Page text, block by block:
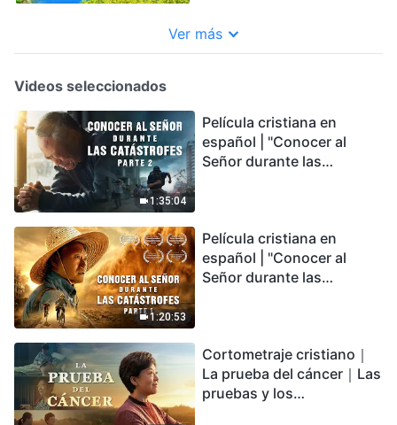
Ver más
Videos seleccionados
1:35:04
Película cristiana en
español | "Conocer al
Señor durante las
podemos sobrevivir?
1:20:53
Película cristiana en
español | "Conocer al
Señor durante las
encontrarás refugio?
Cortometraje cristiano｜
La prueba del cáncer｜Las
pruebas y los